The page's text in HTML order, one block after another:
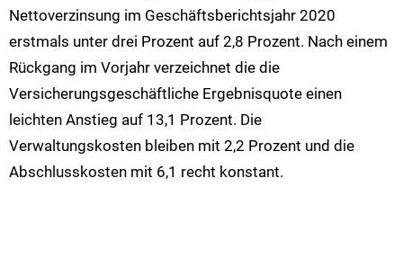
Nettoverzinsung im Geschäftsberichtsjahr 2020
erstmals unter drei Prozent auf 2,8 Prozent. Nach einem
Rückgang im Vorjahr verzeichnet die die
Versicherungsgeschäftliche Ergebnisquote einen
leichten Anstieg auf 13,1 Prozent. Die
Verwaltungskosten bleiben mit 2,2 Prozent und die
Abschlusskosten mit 6,1 recht konstant.